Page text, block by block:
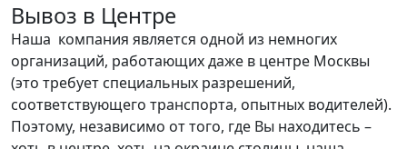
Вывоз в Центре
Наша компания является одной из немногих
организаций, работающих даже в центре Москвы
(это требует специальных разрешений,
соответствующего транспорта, опытных водителей).
Поэтому, независимо от того, где Вы находитесь –